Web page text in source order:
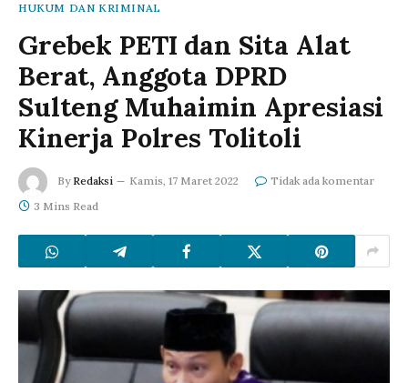
HUKUM DAN KRIMINAL
Grebek PETI dan Sita Alat
Berat, Anggota DPRD
Sulteng Muhaimin Apresiasi
Kinerja Polres Tolitoli
By Redaksi Kamis, 17 Maret 2022
Tidak ada komentar
3 Mins Read